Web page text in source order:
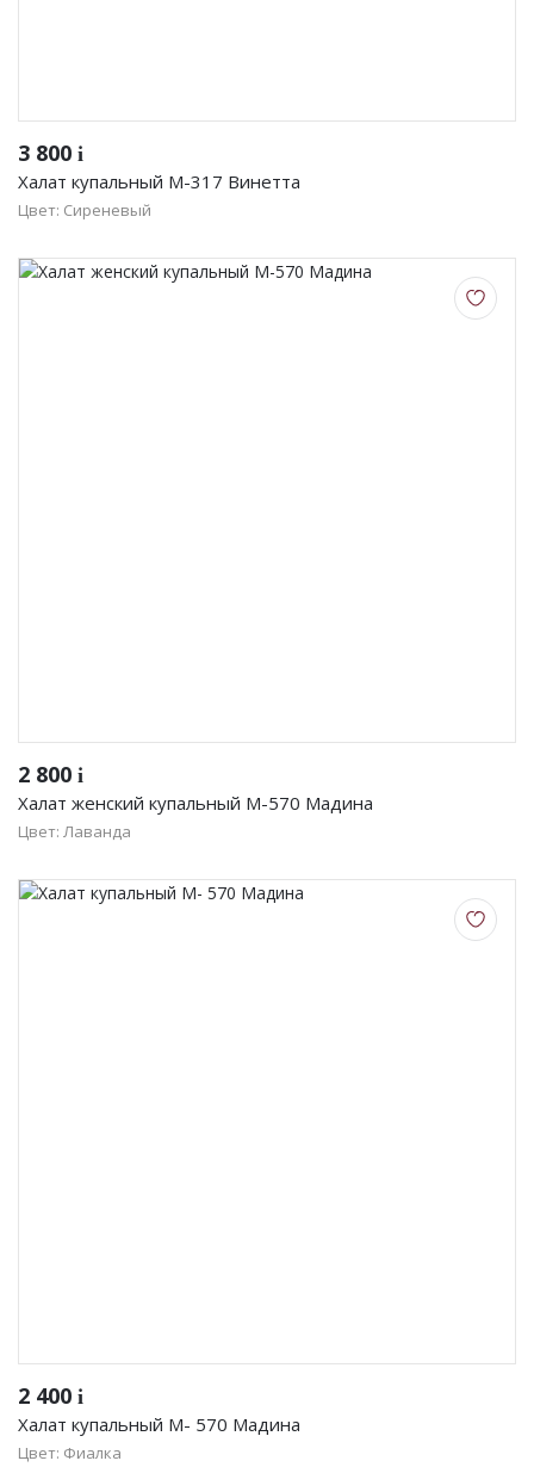
3 800 i
Халат купальный М-317 Винетта
Цвет: Сиреневый
2 800 i
Халат женский купальный М-570 Мадина
Цвет: Лаванда
2 400 i
Халат купальный М- 570 Мадина
Цвет: Фиалка